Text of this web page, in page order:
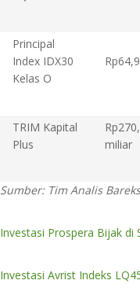
Principal
Index IDX30
Kelas O
TRIM Kapital
Plus
miliar
Sumber: Tim Analis
Investasi Prospera Bijak di
Investasi Avrist Indeks